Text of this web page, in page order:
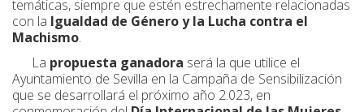
temáticas, siempre que estén estrechamente relacionadas
con la Igualdad de Género y la Lucha contra el
Machismo.
La propuesta ganadora será la que utilice el
Ayuntamiento de Sevilla en la Campaña de Sensibilización
que se desarrollará el próximo año 2.023, en